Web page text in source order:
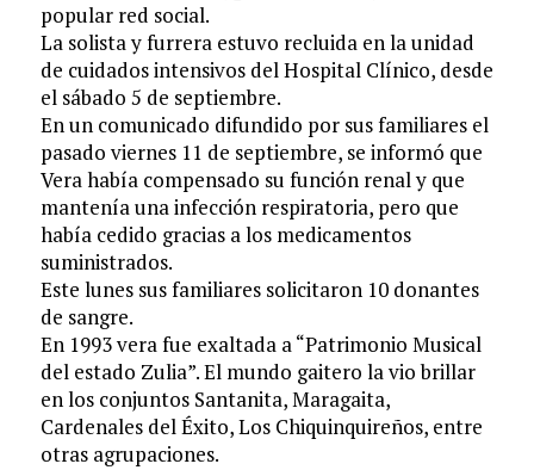
popular red social.
La solista y furrera estuvo recluida en la unidad
de cuidados intensivos del Hospital Clínico, desde
el sábado 5 de septiembre.
En un comunicado difundido por sus familiares el
pasado viernes 11 de septiembre, se informó que
Vera había compensado su función renal y que
mantenía una infección respiratoria, pero que
había cedido gracias a los medicamentos
suministrados.
Este lunes sus familiares solicitaron 10 donantes
de sangre.
En 1993 vera fue exaltada a “Patrimonio Musical
del estado Zulia”. El mundo gaitero la vio brillar
en los conjuntos Santanita, Maragaita,
Cardenales del Éxito, Los Chiquinquireños, entre
otras agrupaciones.